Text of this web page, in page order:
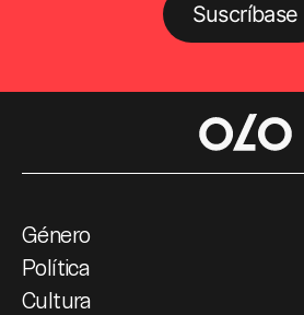
Suscríbase
Género
Política
Cultura